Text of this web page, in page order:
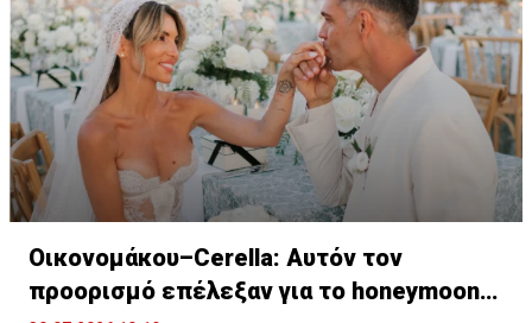
Οικονομάκου–Cerella: Αυτόν τον
προορισμό επέλεξαν για το honeymoon